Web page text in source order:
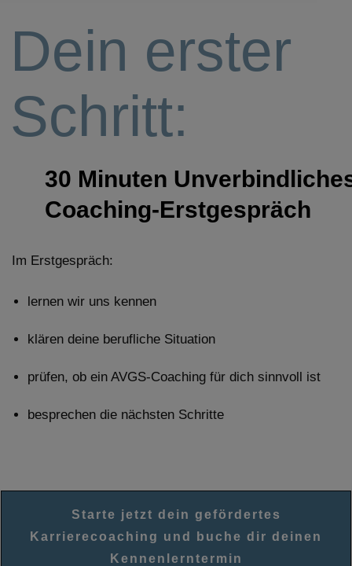
Dein erster
Schritt:
30 Minuten
Coaching-Erstgespräch
Im Erstgespräch:
lernen wir uns kennen
klären deine berufliche Situation
prüfen, ob ein AVGS-Coaching für dich sinnvoll ist
besprechen die nächsten Schritte
Starte jetzt dein gefördertes
Karrierecoaching und buche dir deinen
Kennenlerntermin